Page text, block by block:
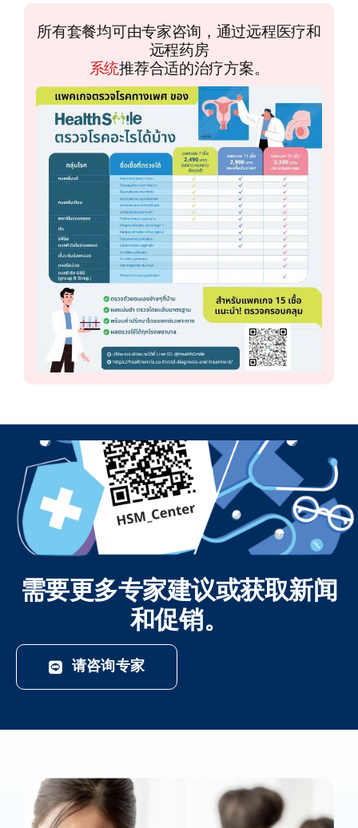
所有套餐均可由专家咨询，通过远程医疗和
远程药房
系统推荐合适的治疗方案。
需要更多专家建议或获取新闻
和促销。
请咨询专家